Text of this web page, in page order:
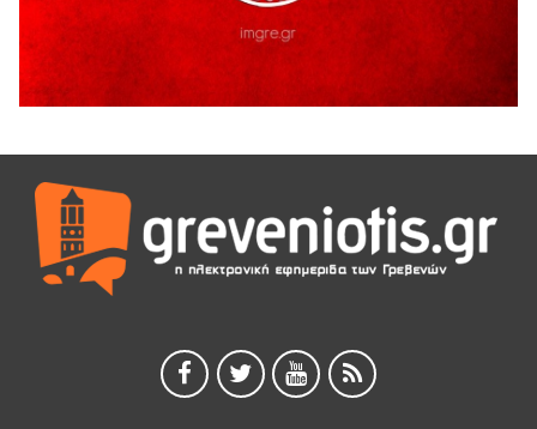
ΚΑΤΑΓΡΑΦΗ ΤΕΚΜΗΡΙΩΣΗ ΚΑΙ ΨΗΦΙΟΠΟΙΗΣΗ ΤΩΝ
ΜΑΣΤΟΡΙΚΩΝ ΕΡΓΑΛΕΙΩΝ ΤΗΣ ΣΥΛΛΟΓΗΣ ΚΥΠΑΡΙΣΣΙΟΥ
ΓΡΕΒΕΝΩΝ
3 Αυγούστου 2026
3 Αυγούστου 2026
ΠΡΟΓΡΑΜΜΑ ΠΑΝΗΓΥΡΕΩΣ ΙΕΡΑΣ ΜΟΝΗΣ ΖΑΒΟΡΔΑΣ 2026
3 Αυγούστου 2026
Διακοπή ηλεκτρικού ρεύματος
3 Αυγούστου 2026